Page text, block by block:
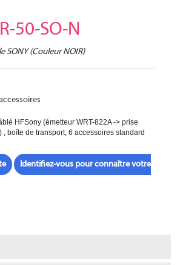
50-SO-N
SONY (Couleur NOIR)
HFSony (émetteur WRT-822A -> prise
, boîte de transport, 6 accessoires standard
Identifiez-vous pour connaître votre